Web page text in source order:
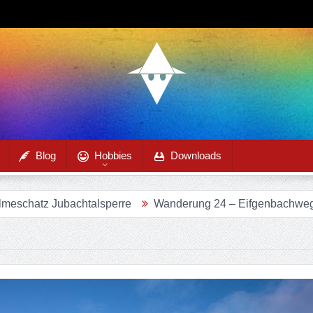
Blog Hobbies Downloads
Jubachtalsperre Wanderung 24 – Eifgenbachweg im